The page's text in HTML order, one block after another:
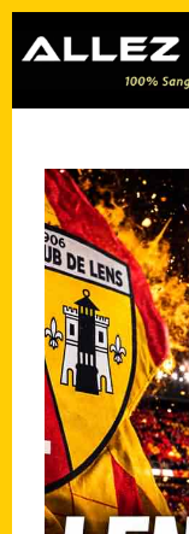
contenu